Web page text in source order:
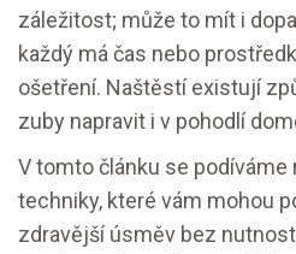
záležitost; může to mít i
každý má čas nebo
ošetření. Naštěstí existují
zuby napravit i v pohodlí
V tomto článku se podíváme
techniky, které vám mohou
zdravější úsměv bez